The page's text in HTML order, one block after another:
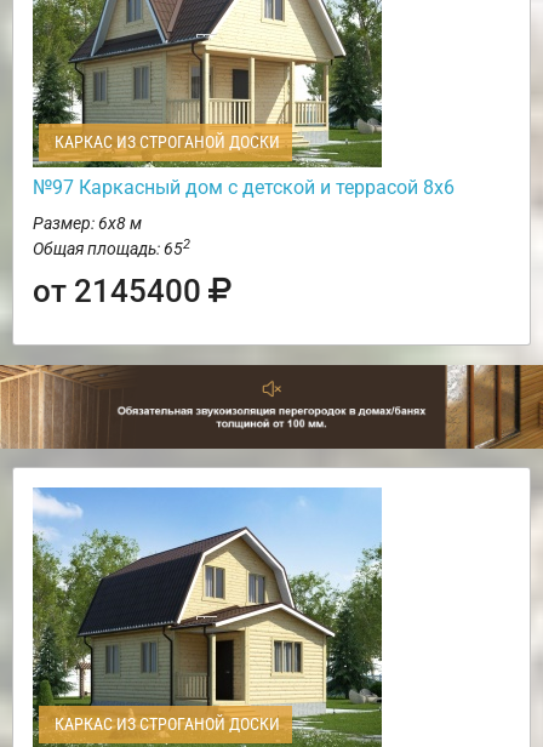
КАРКАС ИЗ СТРОГАНОЙ ДОСКИ
№97 Каркасный дом с детской и террасой 8х6
Размер: 6х8 м
Общая площадь: 652
от 2145400
КАРКАС ИЗ СТРОГАНОЙ ДОСКИ